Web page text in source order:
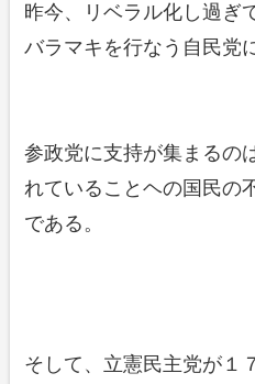
昨今、リベラル化し過ぎ
バラマキを行なう自民党
参政党に支持が集まるの
れていることヘの国民の
である。
そして、立憲民主党が１